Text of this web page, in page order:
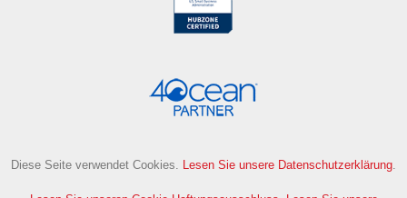
Diese Seite verwendet Cookies. Lesen Sie unsere Datenschutzerklärung.